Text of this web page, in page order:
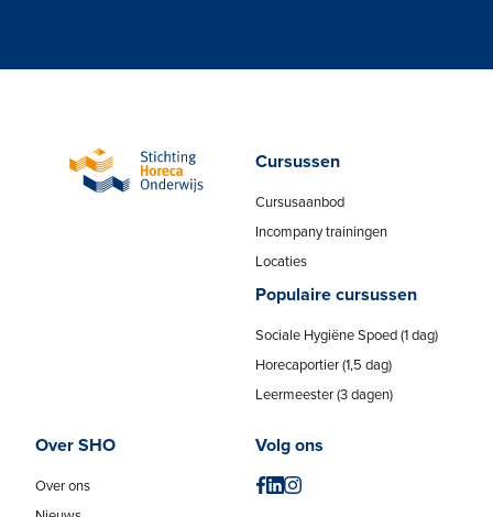
Cursussen
Cursusaanbod
Incompany trainingen
Locaties
Populaire cursussen
Sociale Hygiëne Spoed (1 dag)
Horecaportier (1,5 dag)
Leermeester (3 dagen)
Over SHO
Over ons
Volg ons